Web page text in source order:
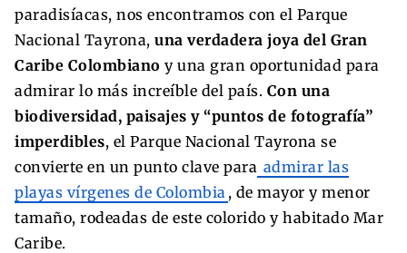
paradisíacas, nos encontramos con el Parque
Nacional Tayrona, una verdadera joya del Gran
Caribe Colombiano y una gran oportunidad para
admirar lo más increíble del país. Con una
biodiversidad, paisajes y “puntos de fotografía”
imperdibles, el Parque Nacional Tayrona se
convierte en un punto clave para admirar las
playas vírgenes de Colombia , de mayor y menor
tamaño, rodeadas de este colorido y habitado Mar
Caribe.